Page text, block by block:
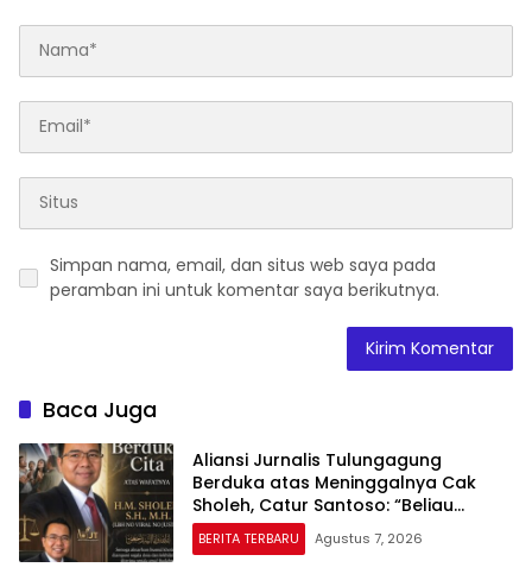
Simpan nama, email, dan situs web saya pada
peramban ini untuk komentar saya berikutnya.
Baca Juga
Aliansi Jurnalis Tulungagung
Berduka atas Meninggalnya Cak
Sholeh, Catur Santoso: “Beliau
Pejuang Keadilan yang Vokal”
BERITA TERBARU Agustus 7, 2026